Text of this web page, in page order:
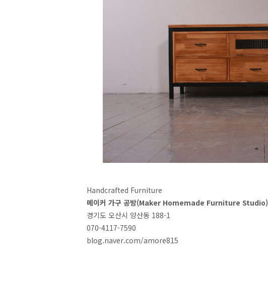
Handcrafted Furniture
메이커 가구 공방(Maker Homemade Furniture Studio)
경기도 오산시 양산동 188-1
070-4117-7590
blog.naver.com/amore815